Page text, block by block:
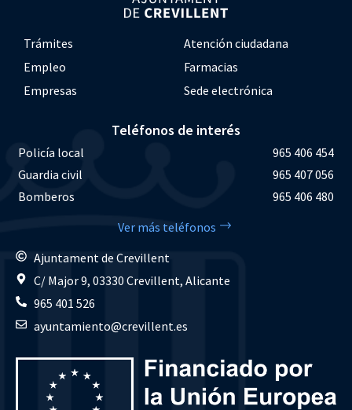
Trámites
Atención ciudadana
Empleo
Farmacias
Empresas
Sede electrónica
Teléfonos de interés
Policía local
965 406 454
Guardia civil
965 407 056
Bomberos
965 406 480
Ver más teléfonos
Ajuntament de Crevillent
C/ Major 9, 03330 Crevillent, Alicante
965 401 526
ayuntamiento@crevillent.es